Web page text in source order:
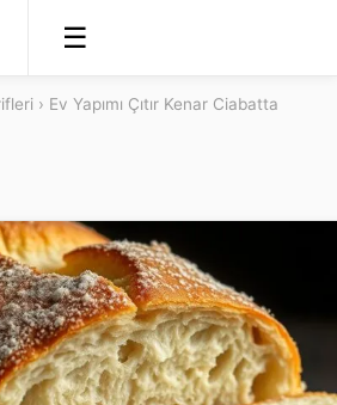
☰
› Ev Yapımı Çıtır Kenar Ciabatta